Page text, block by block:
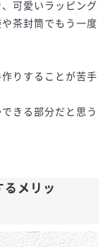
可愛いラッピング
茶封筒でもう一度
りすることが苦手
きる部分だと思う
メリッ